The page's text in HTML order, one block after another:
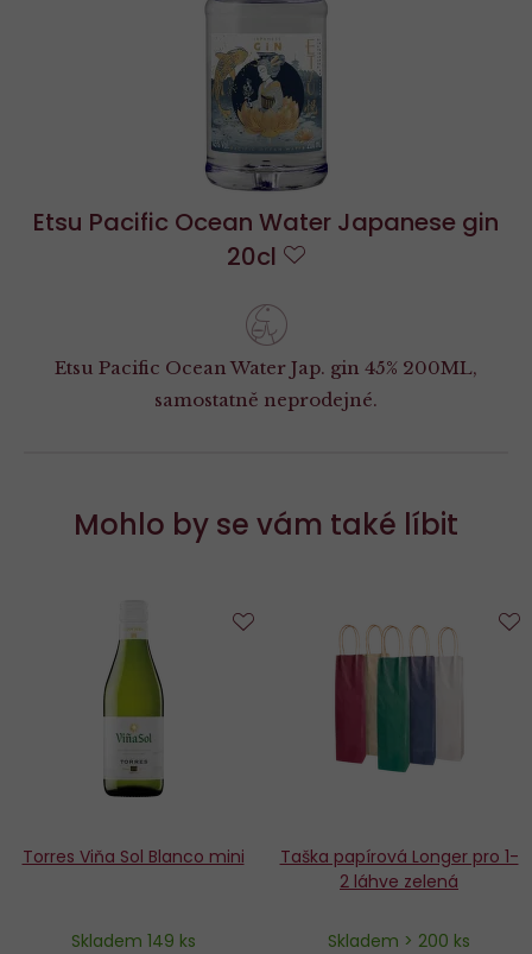
Etsu Pacific Ocean Water Japanese gin
20cl
Etsu Pacific Ocean Water Jap. gin 45% 200ML,
samostatně neprodejné.
Mohlo by se vám také líbit
Torres Viňa Sol Blanco mini
Skladem 149 ks
Taška papírová Longer pro 1-
2 láhve zelená
Skladem > 200 ks